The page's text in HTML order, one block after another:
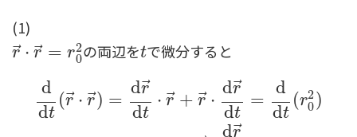
(1)
r ⃗⋅ r = r2
0
r→ ⋅r→= r02の両辺をt
tで微分すると
d
dt
(r⃗⋅ r⃗
) =
dr
dt
⋅ r ⃗+ r⃗⋅
dr
dt
dr
=
d
dt
(r2
0)
→ dr→